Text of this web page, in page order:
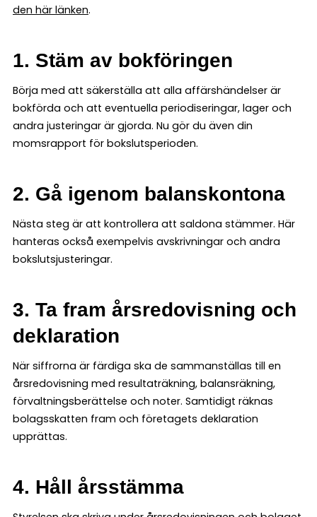
den här länken.
1. Stäm av bokföringen
Börja med att säkerställa att alla affärshändelser är
bokförda och att eventuella periodiseringar, lager och
andra justeringar är gjorda. Nu gör du även din
momsrapport för bokslutsperioden.
2. Gå igenom balanskontona
Nästa steg är att kontrollera att saldona stämmer. Här
hanteras också exempelvis avskrivningar och andra
bokslutsjusteringar.
3. Ta fram årsredovisning och
deklaration
När siffrorna är färdiga ska de sammanställas till en
årsredovisning med resultaträkning, balansräkning,
förvaltningsberättelse och noter. Samtidigt räknas
bolagsskatten fram och företagets deklaration
upprättas.
4. Håll årsstämma